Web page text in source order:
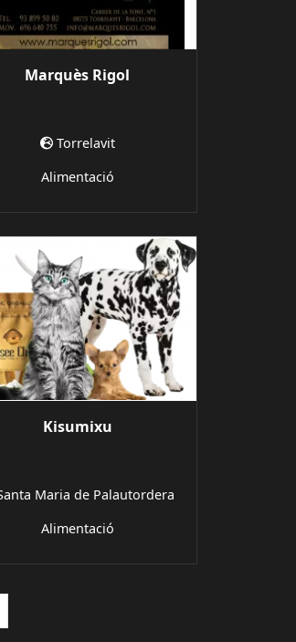
Marquès Rigol
Torrelavit
Alimentació
Kisumixu
Maria de Palautordera
Alimentació